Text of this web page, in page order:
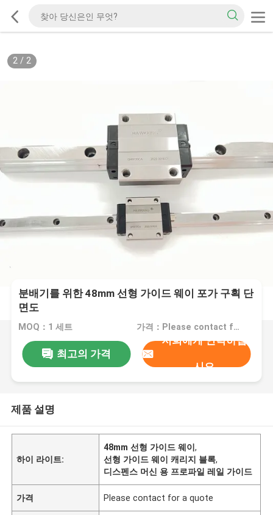
2/ 2
분배기를 위한 48mm 선형 가이드 웨이 포가 구획 단
면도
MOQ：1 세트 가격：Please contact for a quote
최고의 가격
저희에게 연락하십
시오
제품 설명
하이 라이트:
48mm 선형 가이드 웨이,
선형 가이드 웨이 캐리지 블록,
디스펜스 머신 용 프로파일 레일 가이드
가격 Please contact for a quote